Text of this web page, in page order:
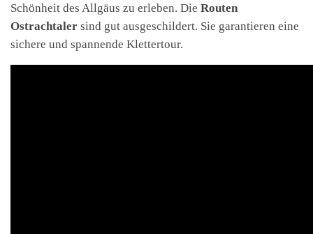
Schönheit des Allgäus zu erleben. Die Routen
Ostrachtaler sind gut ausgeschildert. Sie garantieren eine
sichere und spannende Klettertour.